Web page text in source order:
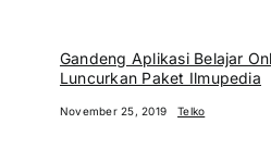
Gandeng Aplikasi Belajar
Luncurkan Paket Ilmupedia
November 25, 2019 Telko